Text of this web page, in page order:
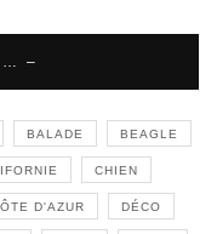
… –
BALADE BEAGLE
CHIEN
D'AZUR DÉCO